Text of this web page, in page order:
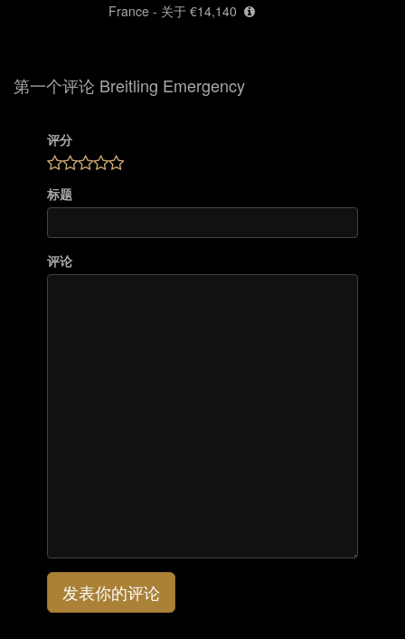
France - 关于 €14,140
第一个评论 Breitling Emergency
评分
标题
评论
发表你的评论